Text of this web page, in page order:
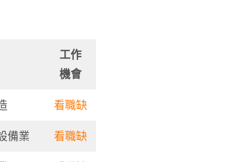
工作
機會
看職缺
備業 看職缺